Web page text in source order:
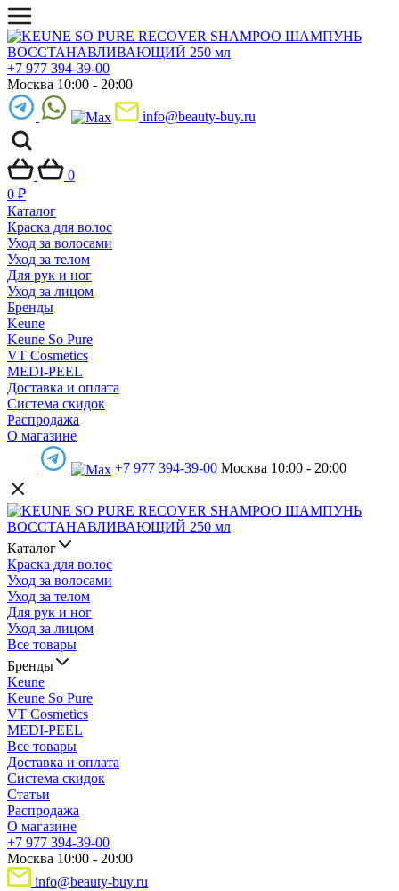
+7 977 394-39-00
Москва 10:00 - 20:00
info@beauty-buy.ru
0
0 ₽
Каталог
Краска для волос
Уход за волосами
Уход за телом
Для рук и ног
Уход за лицом
Бренды
Keune
Keune So Pure
VT Cosmetics
MEDI-PEEL
Доставка и оплата
Система скидок
Распродажа
О магазине
+7 977 394-39-00 Москва 10:00 - 20:00
Каталог
Краска для волос
Уход за волосами
Уход за телом
Для рук и ног
Уход за лицом
Все товары
Бренды
Keune
Keune So Pure
VT Cosmetics
MEDI-PEEL
Все товары
Доставка и оплата
Система скидок
Статьи
Распродажа
О магазине
+7 977 394-39-00
Москва 10:00 - 20:00
info@beauty-buy.ru